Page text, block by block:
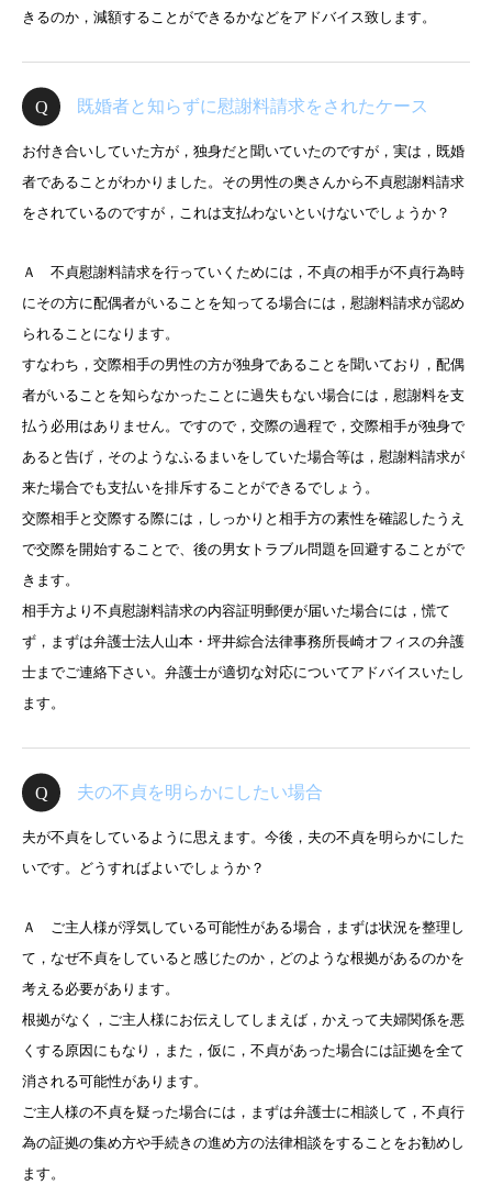
きるのか，減額することができるかなどをアドバイス致します。
既婚者と知らずに慰謝料請求をされたケース
お付き合いしていた方が，独身だと聞いていたのですが，実は，既婚
者であることがわかりました。その男性の奥さんから不貞慰謝料請求
をされているのですが，これは支払わないといけないでしょうか？
Ａ 不貞慰謝料請求を行っていくためには，不貞の相手が不貞行為時
にその方に配偶者がいることを知ってる場合には，慰謝料請求が認め
られることになります。
すなわち，交際相手の男性の方が独身であることを聞いており，配偶
者がいることを知らなかったことに過失もない場合には，慰謝料を支
払う必用はありません。ですので，交際の過程で，交際相手が独身で
あると告げ，そのようなふるまいをしていた場合等は，慰謝料請求が
来た場合でも支払いを排斥することができるでしょう。
交際相手と交際する際には，しっかりと相手方の素性を確認したうえ
で交際を開始することで、後の男女トラブル問題を回避することがで
きます。
相手方より不貞慰謝料請求の内容証明郵便が届いた場合には，慌て
ず，まずは弁護士法人山本・坪井綜合法律事務所長崎オフィスの弁護
士までご連絡下さい。弁護士が適切な対応についてアドバイスいたし
ます。
夫の不貞を明らかにしたい場合
夫が不貞をしているように思えます。今後，夫の不貞を明らかにした
いです。どうすればよいでしょうか？
Ａ ご主人様が浮気している可能性がある場合，まずは状況を整理し
て，なぜ不貞をしていると感じたのか，どのような根拠があるのかを
考える必要があります。
根拠がなく，ご主人様にお伝えしてしまえば，かえって夫婦関係を悪
くする原因にもなり，また，仮に，不貞があった場合には証拠を全て
消される可能性があります。
ご主人様の不貞を疑った場合には，まずは弁護士に相談して，不貞行
為の証拠の集め方や手続きの進め方の法律相談をすることをお勧めし
ます。